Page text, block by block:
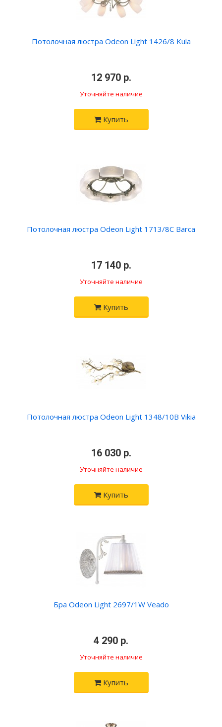
Потолочная люстра Odeon Light 1426/8 Kula
12 970 р.
Уточняйте наличие
Купить
Потолочная люстра Odeon Light 1713/8C Barca
17 140 р.
Уточняйте наличие
Купить
Потолочная люстра Odeon Light 1348/10B Vikia
16 030 р.
Уточняйте наличие
Купить
Бра Odeon Light 2697/1W Veado
4 290 р.
Уточняйте наличие
Купить